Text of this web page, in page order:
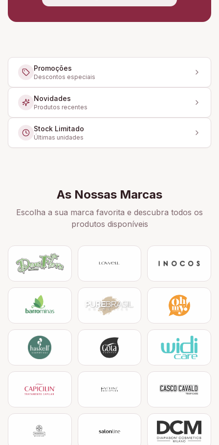
Promoções
Descontos especiais
Novidades
Produtos recentes
Stock Limitado
Últimas unidades
As Nossas Marcas
Escolha a sua marca favorita e descubra todos os
produtos disponíveis